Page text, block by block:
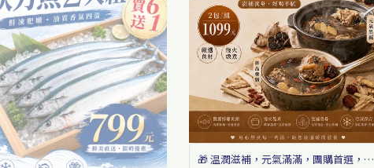
🎁 温潤滋補，元氣滿滿，團購首選，體